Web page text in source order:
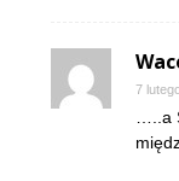
7
…..a